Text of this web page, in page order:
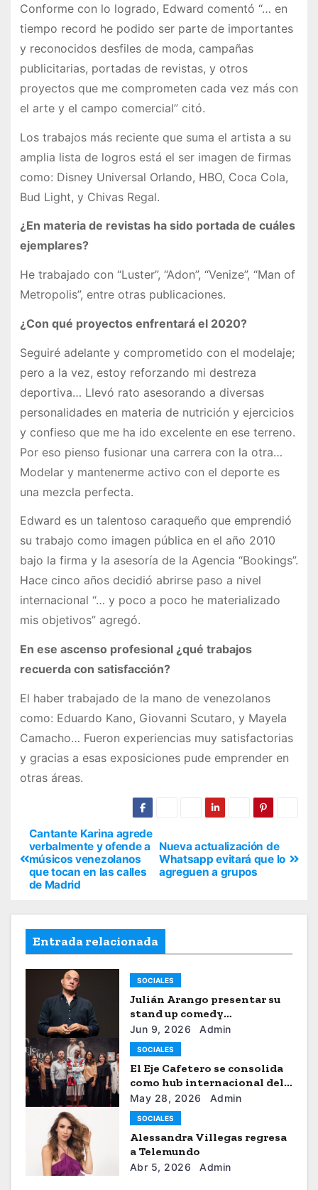
Conforme con lo logrado, Edward comentó “… en
tiempo record he podido ser parte de importantes
y reconocidos desfiles de moda, campañas
publicitarias, portadas de revistas, y otros
proyectos que me comprometen cada vez más con
el arte y el campo comercial” citó.
Los trabajos más reciente que suma el artista a su
amplia lista de logros está el ser imagen de firmas
como: Disney Universal Orlando, HBO, Coca Cola,
Bud Light, y Chivas Regal.
¿En materia de revistas ha sido portada de cuáles
ejemplares?
He trabajado con “Luster”, “Adon”, “Venize”, “Man of
Metropolis”, entre otras publicaciones.
¿Con qué proyectos enfrentará el 2020?
Seguiré adelante y comprometido con el modelaje;
pero a la vez, estoy reforzando mi destreza
deportiva… Llevó rato asesorando a diversas
personalidades en materia de nutrición y ejercicios
y confieso que me ha ido excelente en ese terreno.
Por eso pienso fusionar una carrera con la otra…
Modelar y mantenerme activo con el deporte es
una mezcla perfecta.
Edward es un talentoso caraqueño que emprendió
su trabajo como imagen pública en el año 2010
bajo la firma y la asesoría de la Agencia “Bookings”.
Hace cinco años decidió abrirse paso a nivel
internacional “… y poco a poco he materializado
mis objetivos” agregó.
En ese ascenso profesional ¿qué trabajos
recuerda con satisfacción?
El haber trabajado de la mano de venezolanos
como: Eduardo Kano, Giovanni Scutaro, y Mayela
Camacho… Fueron experiencias muy satisfactorias
y gracias a esas exposiciones pude emprender en
otras áreas.
Nueva actualización de
Whatsapp evitará que lo
agreguen a grupos
Cantante Karina agrede
verbalmente y ofende a
músicos venezolanos
que tocan en las calles
de Madrid
Entrada relacionada
SOCIALES
Julián Arango presentar su
stand up comedy
“Julianchou”
Jun 9, 2026 Admin
SOCIALES
El Eje Cafetero se consolida
como hub internacional del
sistema moda
May 28, 2026 Admin
SOCIALES
Alessandra Villegas regresa
a Telemundo
Abr 5, 2026 Admin